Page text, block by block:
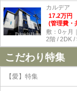
カルデア
17.2万円
(管理費・
敷：0ヶ月
2階 / 2DK /
こだわり特集
【愛】特集